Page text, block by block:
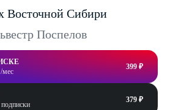
Восточной Сибири
Поспелов
мес
399 ₽
подписки
379 ₽